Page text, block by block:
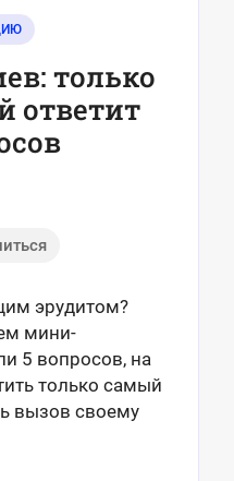
только
ответит
эрудитом?
мини-
5 вопросов, на
только самый
вызов своему